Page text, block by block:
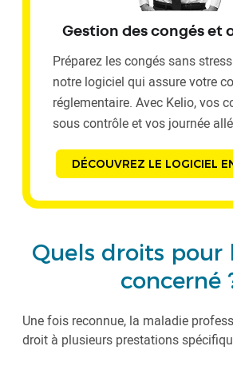
Gestion des congés et
Préparez les congés sans
notre logiciel qui assure votre
réglementaire. Avec Kelio, vos
sous contrôle et vos journée
DÉCOUVREZ LE LOGICIEL
Quels droits pour
concerné
Une fois reconnue, la maladie
droit à plusieurs prestations